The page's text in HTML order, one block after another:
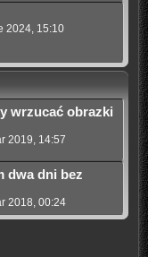
2024, 15:10
wrzucać obrazki
2019, 14:57
dwa dni bez
2018, 00:24